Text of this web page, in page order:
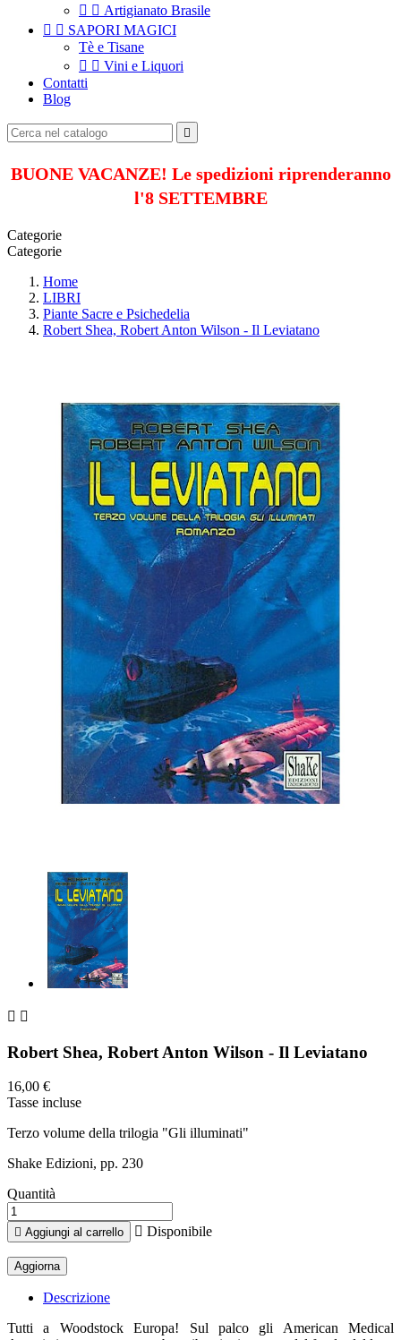
  Artigianato Brasile
  SAPORI MAGICI
Tè e Tisane
  Vini e Liquori
Contatti
Blog

BUONE VACANZE! Le spedizioni riprenderanno
l'8 SETTEMBRE
Categorie
Categorie
Home
LIBRI
Piante Sacre e Psichedelia
Robert Shea, Robert Anton Wilson - Il Leviatano
 
Robert Shea, Robert Anton Wilson - Il Leviatano
16,00 €
Tasse incluse
Terzo volume della trilogia "Gli illuminati"
Shake Edizioni, pp. 230
Quantità
 Aggiungi al carrello  Disponibile
Descrizione
Tutti a Woodstock Europa! Sul palco gli American Medical